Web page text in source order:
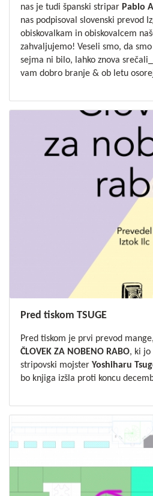
nas je tudi španski stripar Pablo
nas podpisoval slovenski prevod
obiskovalkam in obiskovalcem
zahvaljujemo! Veseli smo, da
sejma ni bilo, lahko znova
vam dobro branje & ob letu
Pred tiskom TSUGE
Pred tiskom je prvi prevod
ČLOVEK ZA NOBENO RABO, ki jo
stripovski mojster Yoshiharu
bo knjiga izšla proti koncu